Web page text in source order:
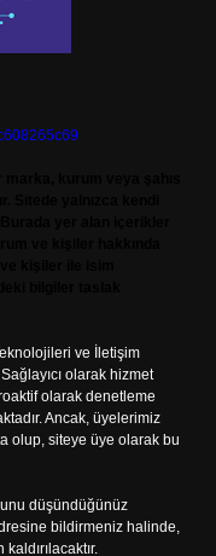
ve İletişim
olarak hizmet
olarak denetleme
Ancak, üyelerimiz
olup, siteye üye olarak bu
düşündüğünüz
bildirmeniz halinde,